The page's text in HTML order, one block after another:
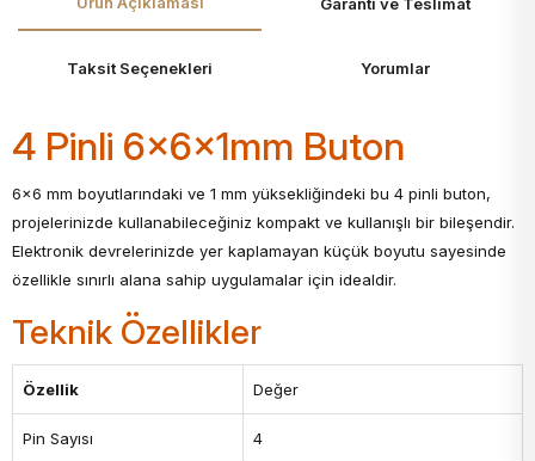
Garanti ve Teslimat
Taksit Seçenekleri Yorumlar
4 Pinli 6x6x1mm Buton
6x6 mm boyutlarındaki ve 1 mm yüksekliğindeki bu 4 pinli buton,
projelerinizde kullanabileceğiniz kompakt ve kullanışlı bir bileşendir.
Elektronik devrelerinizde yer kaplamayan küçük boyutu sayesinde
özellikle sınırlı alana sahip uygulamalar için idealdir.
Teknik Özellikler
Özellik Değer
Pin Sayısı 4